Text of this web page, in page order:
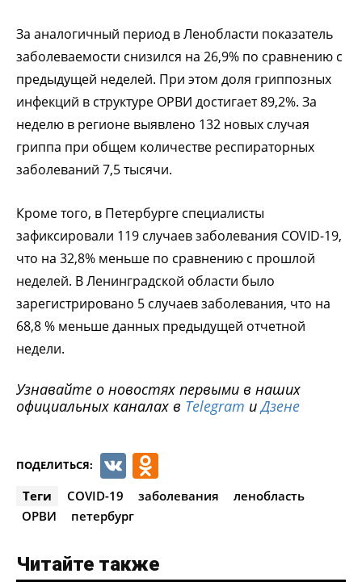
За аналогичный период в Ленобласти показатель
заболеваемости снизился на 26,9% по сравнению с
предыдущей неделей. При этом доля гриппозных
инфекций в структуре ОРВИ достигает 89,2%. За
неделю в регионе выявлено 132 новых случая
гриппа при общем количестве респираторных
заболеваний 7,5 тысячи.
Кроме того, в Петербурге специалисты
зафиксировали 119 случаев заболевания COVID-19,
что на 32,8% меньше по сравнению с прошлой
неделей. В Ленинградской области было
зарегистрировано 5 случаев заболевания, что на
68,8 % меньше данных предыдущей отчетной
недели.
Узнавайте о новостях первыми в наших
официальных каналах в Telegram иДзене
ПОДЕЛИТЬСЯ: VK
Теги COVID-19 заболевания
ленобласть
ОРВИ
петербург
Читайте также